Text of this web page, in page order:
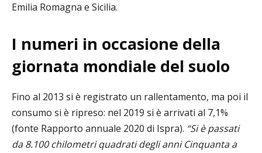
Emilia Romagna e Sicilia.
I numeri in occasione della
giornata mondiale del suolo
Fino al 2013 si è registrato un rallentamento, ma poi il
consumo si è ripreso: nel 2019 si è arrivati al 7,1%
(fonte Rapporto annuale 2020 di Ispra). “Si è passati
da 8.100 chilometri quadrati degli anni Cinquanta a